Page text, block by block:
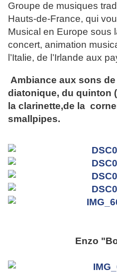
Groupe de musiques
Hauts-de-France, qui
Musical en Europe sous
concert, animation
l’Italie, de l’Irlande aux
Ambiance aux sons
diatonique, du quinton
la clarinette,de la
smallpipes.
Enzo